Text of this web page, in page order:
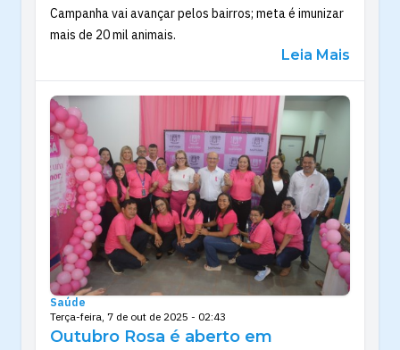
Campanha vai avançar pelos bairros; meta é imunizar
mais de 20 mil animais.
Leia Mais
Saúde
Terça-feira, 7 de out de 2025 - 02:43
Outubro Rosa é aberto em